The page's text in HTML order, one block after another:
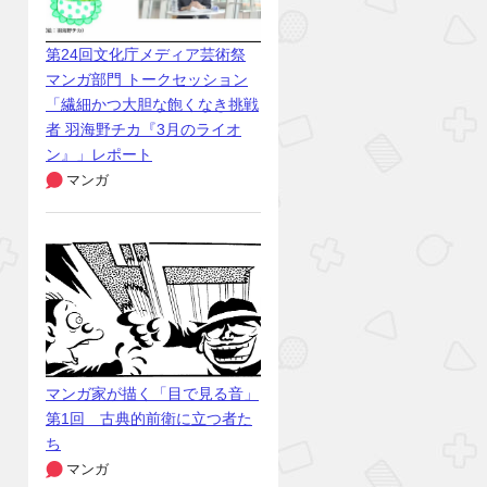
第24回文化庁メディア芸術祭
マンガ部門 トークセッション
「繊細かつ大胆な飽くなき挑戦
者 羽海野チカ『3月のライオ
ン』」レポート
マンガ
マンガ家が描く「目で見る音」
第1回 古典的前衛に立つ者た
ち
マンガ